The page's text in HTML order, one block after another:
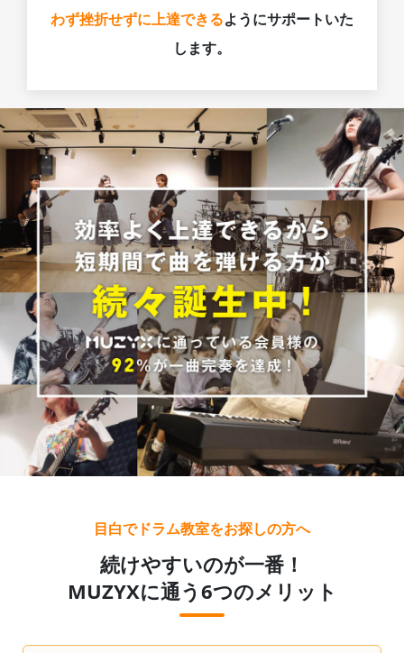
わず挫折せずに上達できるようにサポートいた
します。
目白でドラム教室をお探しの方へ
続けやすいのが一番！
MUZYXに通う6つのメリット